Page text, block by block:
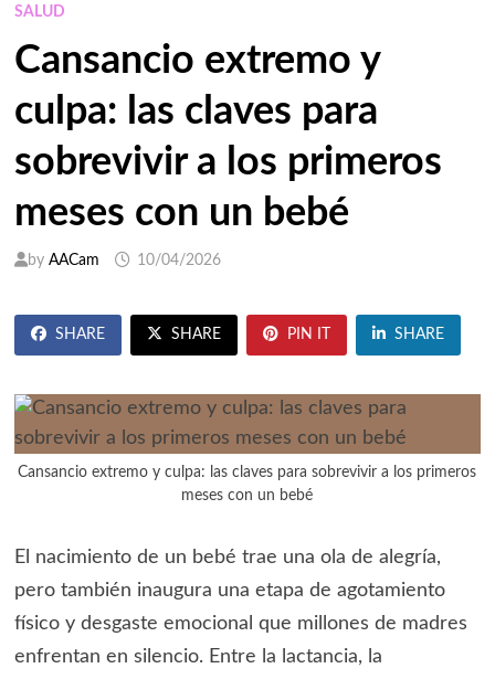
SALUD
Cansancio extremo y
culpa: las claves para
sobrevivir a los primeros
meses con un bebé
by AACam 10/04/2026
SHARE SHARE PIN IT SHARE
Cansancio extremo y culpa: las claves para sobrevivir a los primeros
meses con un bebé
El nacimiento de un bebé trae una ola de alegría,
pero también inaugura una etapa de agotamiento
físico y desgaste emocional que millones de madres
enfrentan en silencio. Entre la lactancia, la